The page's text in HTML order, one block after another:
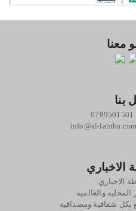
معنا
بنا
info@al-lahtha.com
الاخباري
الاخباري
المحليه والعالميه
بكل شفافية ومصداقية